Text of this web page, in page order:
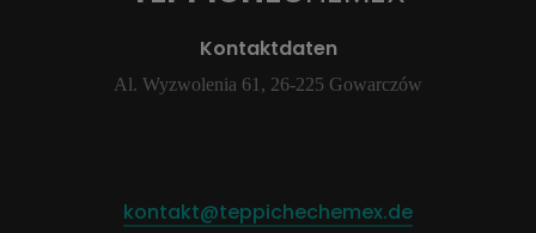
Kontaktdaten
Al. Wyzwolenia 61, 26-225 Gowarczów
kontakt@teppichechemex.de